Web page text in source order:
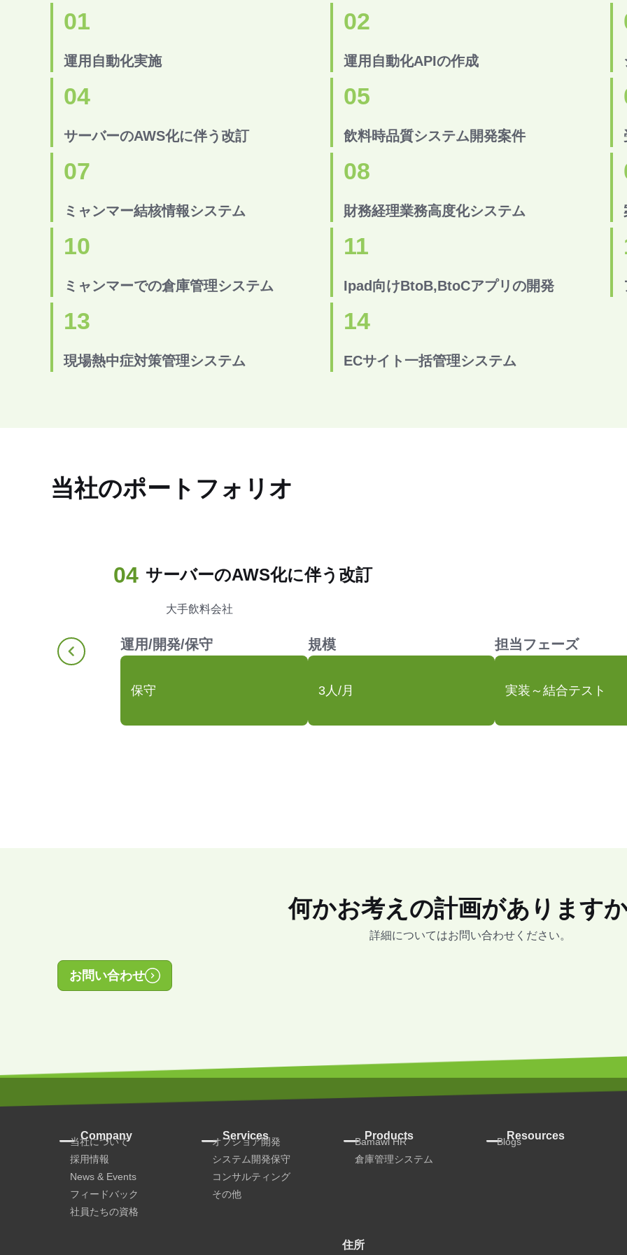
01
運用自動化実施
02
運用自動化APIの作成
04
サーバーのAWS化に伴う改訂
05
飲料時品質システム開発案件
07
ミャンマー結核情報システム
08
財務経理業務高度化システム
10
ミャンマーでの倉庫管理システム
11
Ipad向けBtoB,BtoCアプリの開発
13
現場熱中症対策管理システム
14
ECサイト一括管理システム
当社のポートフォリオ
04 サーバーのAWS化に伴う改訂
大手飲料会社
運用/開発/保守
保守
規模
3人/月
担当フェーズ
実装～結合テスト
何かお考えの計画があります
詳細についてはお問い合わせください。
お問い合わせ
Company
当社について
採用情報
News & Events
フィードバック
社員たちの資格
Services
オフショア開発
システム開発保守
コンサルティング
その他
Products
Bamawl HR
倉庫管理システム
Resources
Blogs
住所